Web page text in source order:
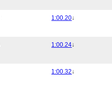
1:00.20↓
1:00.24↓
1:00.32↓